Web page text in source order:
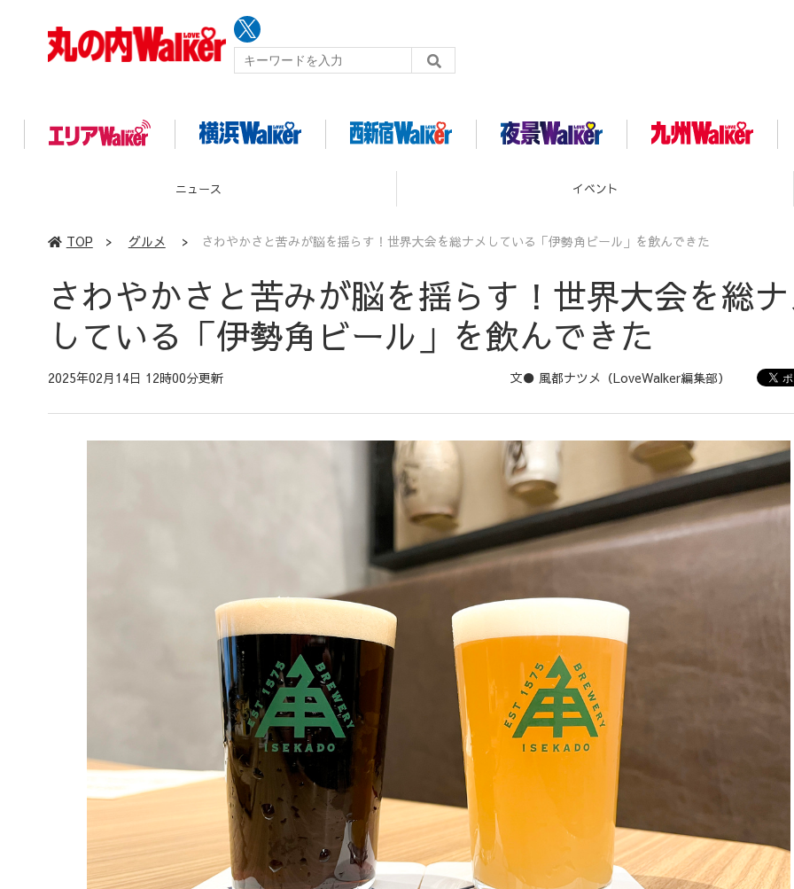
イベント グルメ
TOP > グルメ > さわやかさと苦みが脳を揺らす！世界大会を総ナメしている「伊勢角ビール」を飲んできた
さわやかさと苦みが脳を揺らす！世界大会を総
している「伊勢角ビール」を飲んできた
2025年02月14日 12時00分更新 文● 風都ナツメ（LoveWalker編集部）